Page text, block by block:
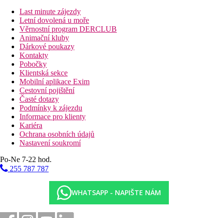
Pobyt v hotelu je možný bez stravy nebo se snídaní
Vzdálenosti
9 km
Vzdálenost od nejbližšího letiště
100 m
Restaurace
Fotogalerie
Last minute zájezdy
Letní dovolená u moře
Věrnostní program DERCLUB
Animační kluby
Dárkové poukazy
Kontakty
Pobočky
Klientská sekce
Mobilní aplikace Exim
Cestovní pojištění
Časté dotazy
Podmínky k zájezdu
Informace pro klienty
Kariéra
Ochrana osobních údajů
Nastavení soukromí
Po-Ne 7-22 hod.
255 787 787
WHATSAPP - NAPIŠTE NÁM